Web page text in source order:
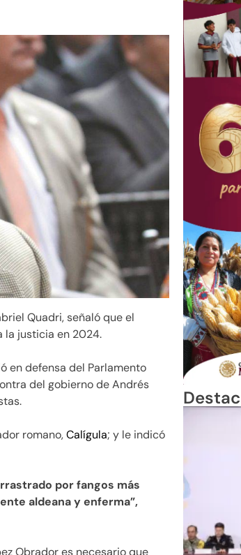
Quadri, señaló que el
la justicia en 2024.
en defensa del Parlamento
del gobierno de Andrés
romano,Calígula; y le indicó
por fangos más
aldeana y enferma”,
Obrador es necesario que